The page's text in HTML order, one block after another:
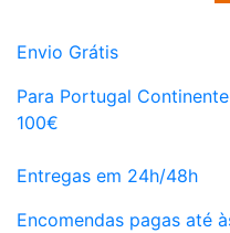
Envio Grátis
Para Portugal
100€
Entregas em 24h/48h
Encomendas pagas até